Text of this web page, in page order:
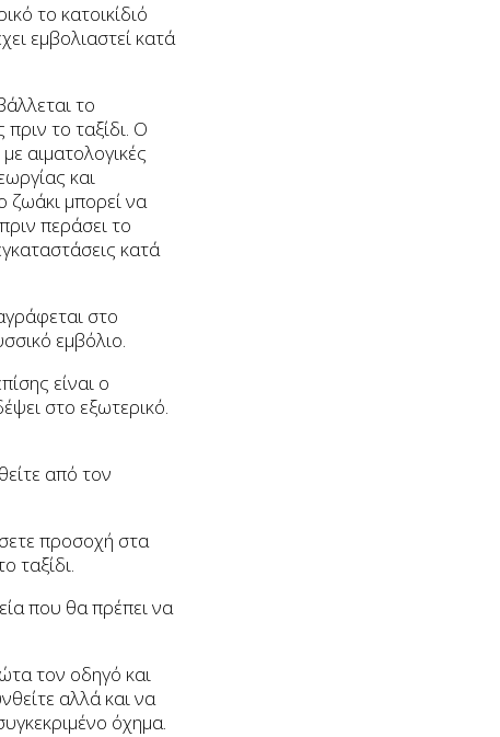
το κατοικίδιό
εμβολιαστεί κατά
το
πριν το ταξίδι. Ο
αιματολογικές
και
ζωάκι μπορεί να
περάσει το
κατά
στο
εμβόλιο.
είναι ο
στο εξωτερικό.
από τον
προσοχή στα
ταξίδι.
που θα πρέπει να
τον οδηγό και
αλλά και να
όχημα.